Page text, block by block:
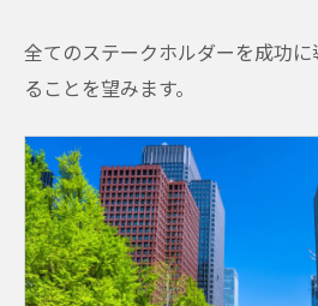
全てのステークホルダーを成功
ることを望みます。